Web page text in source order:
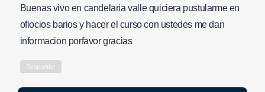
Buenas vivo en candelaria valle quiciera pustularme en
ofiocios barios y hacer el curso con ustedes me dan
informacion porfavor gracias
Responder